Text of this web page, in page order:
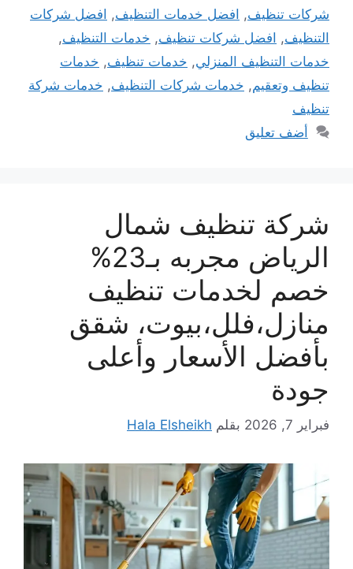
شركات تنظيف, افضل خدمات التنظيف, افضل شركات
التنظيف, افضل شركات تنظيف, خدمات التنظيف,
خدمات التنظيف المنزلي, خدمات تنظيف, خدمات
تنظيف وتعقيم, خدمات شركات التنظيف, خدمات شركة
تنظيف
أضف تعليق
شركة تنظيف شمال
الرياض مجربه بـ23%
خصم لخدمات تنظيف
منازل،فلل،بيوت، شقق
بأفضل الأسعار وأعلى
جودة
فبراير 7, 2026 بقلم Hala Elsheikh